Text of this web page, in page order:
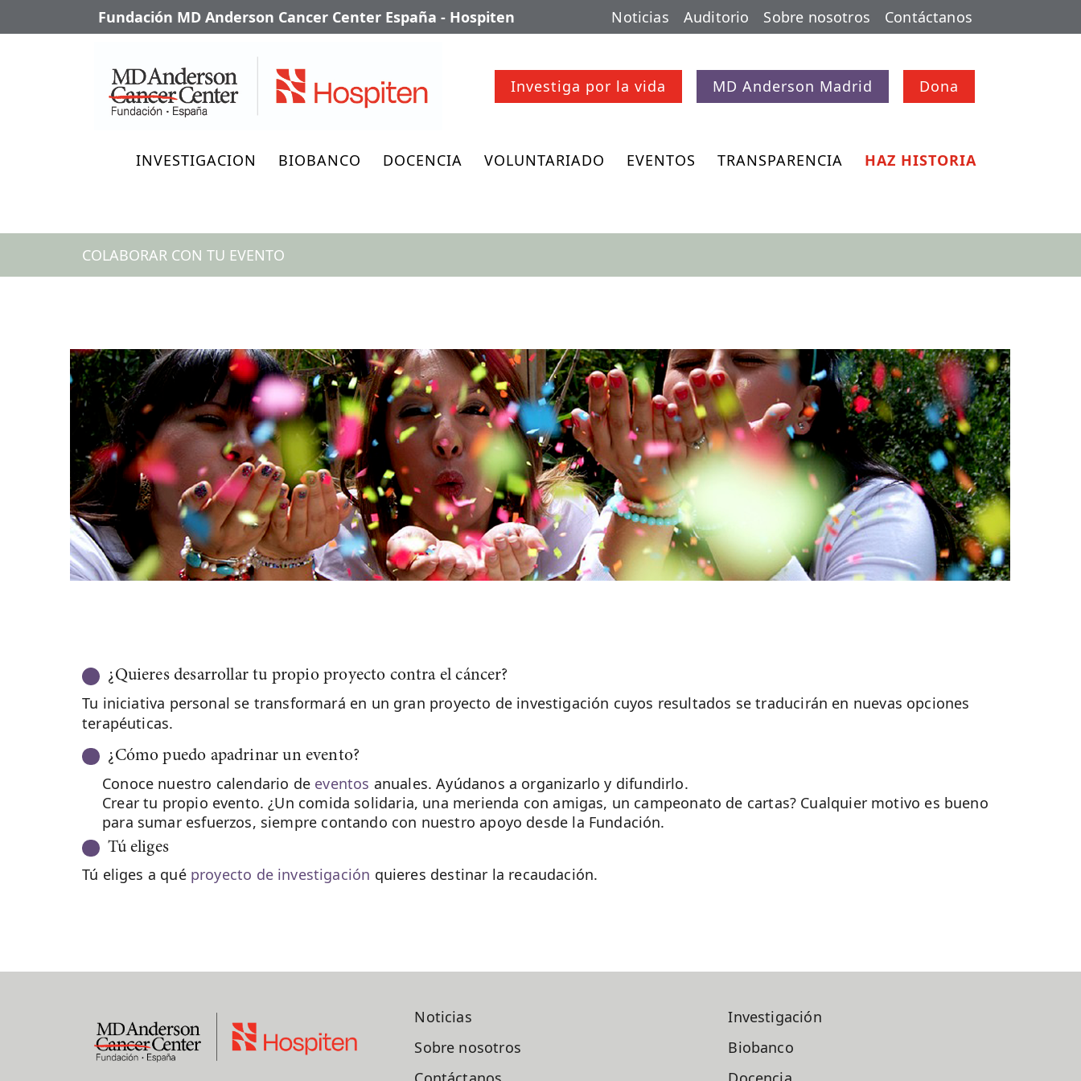
Fundación MD Anderson Cancer Center España - Hospiten Contáctanos
Sobre nosotros
Auditorio
Noticias
Dona
MD Anderson Madrid
Investiga por la vida
INVESTIGACION BIOBANCO DOCENCIA VOLUNTARIADO EVENTOS TRANSPARENCIA HAZ HISTORIA
COLABORAR CON TU EVENTO
¿Quieres desarrollar tu propio proyecto contra el cáncer?
Tu iniciativa personal se transformará en un gran proyecto de investigación cuyos resultados se traducirán en nuevas opciones
terapéuticas.
¿Cómo puedo apadrinar un evento?
Conoce nuestro calendario de eventos anuales. Ayúdanos a organizarlo y difundirlo.
Crear tu propio evento. ¿Un comida solidaria, una merienda con amigas, un campeonato de cartas? Cualquier motivo es bueno
para sumar esfuerzos, siempre contando con nuestro apoyo desde la Fundación.
Tú eliges
Tú eliges a qué proyecto de investigación quieres destinar la recaudación.
Noticias
Sobre nosotros
Investigación
Biobanco